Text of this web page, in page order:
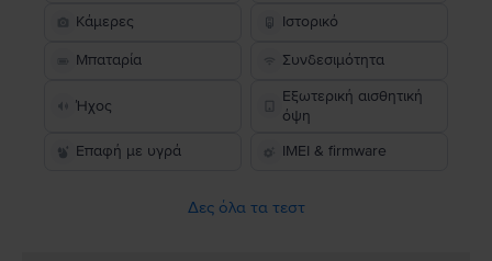
Κάμερες
Ιστορικό
Μπαταρία Συνδεσιμότητα
Ήχος
Εξωτερική αισθητική
όψη
Επαφή με υγρά
IMEI & firmware
Δες όλα τα τεστ